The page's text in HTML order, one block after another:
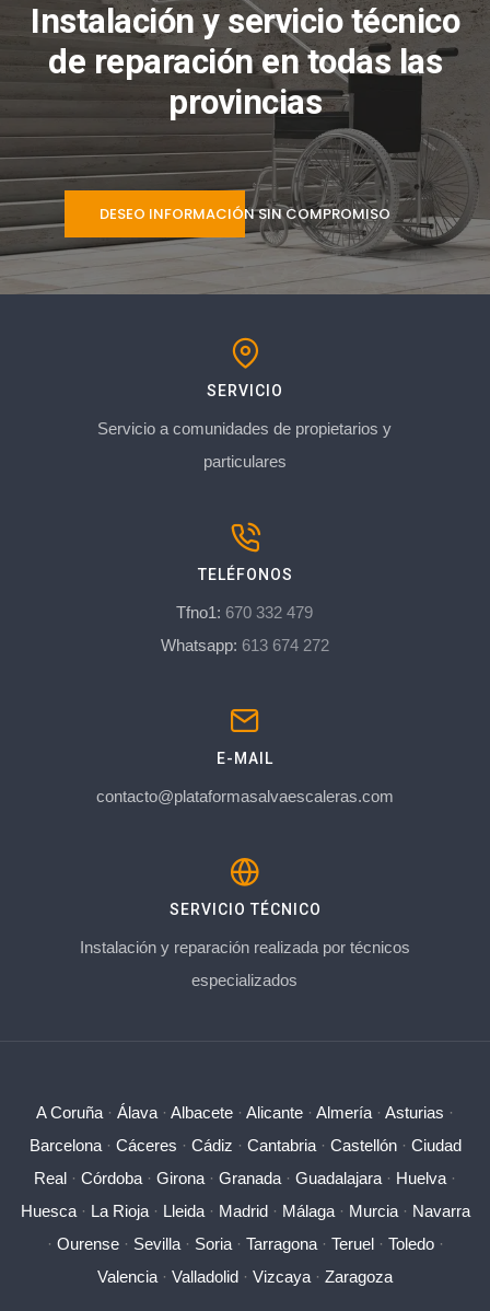
Instalación y servicio técnico
de reparación en todas las
provincias
DESEO INFORMACIÓN SIN COMPROMISO
SERVICIO
Servicio a comunidades de propietarios y
particulares
TELÉFONOS
Tfno1: 670 332 479
Whatsapp: 613 674 272
E-MAIL
contacto@plataformasalvaescaleras.com
SERVICIO TÉCNICO
Instalación y reparación realizada por técnicos
especializados
A Coruña · Álava · Albacete · Alicante · Almería · Asturias ·
Barcelona· Cáceres · Cádiz · Cantabria· Castellón· Ciudad
Real · Córdoba · Girona · Granada · Guadalajara · Huelva ·
Huesca· La Rioja· Lleida· Madrid· Málaga· Murcia· Navarra
· Ourense· Sevilla· Soria· Tarragona· Teruel· Toledo·
Valencia · Valladolid · Vizcaya · Zaragoza